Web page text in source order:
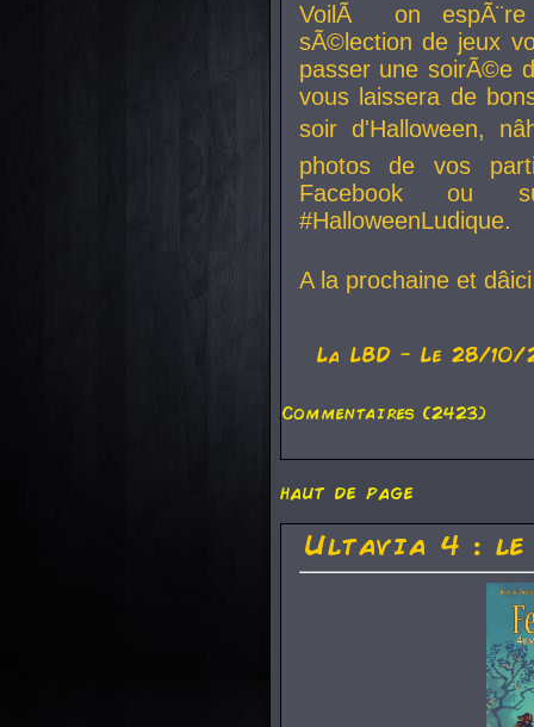
VoilÃ on
sÃ©lection de jeux
passer une soirÃ©e
vous laissera de
soir d'Halloween,
photos de vos
Facebook ou
#HalloweenLudique.
A la prochaine et
La LBD - Le 28/10/
Commentaires (2423)
haut de page
Ultavia 4 :